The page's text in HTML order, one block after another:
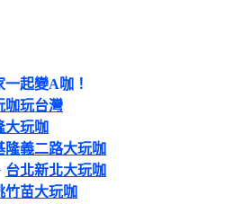
一起變A咖！
咖玩台灣
大玩咖
隆義二路大玩咖
台北新北大玩咖
竹苗大玩咖